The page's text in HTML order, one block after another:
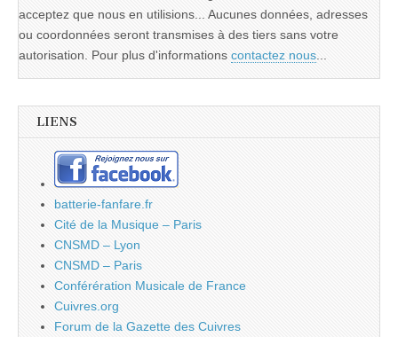
acceptez que nous en utilisions... Aucunes données, adresses
ou coordonnées seront transmises à des tiers sans votre
autorisation. Pour plus d'informations contactez nous...
LIENS
batterie-fanfare.fr
Cité de la Musique – Paris
CNSMD – Lyon
CNSMD – Paris
Conférération Musicale de France
Cuivres.org
Forum de la Gazette des Cuivres